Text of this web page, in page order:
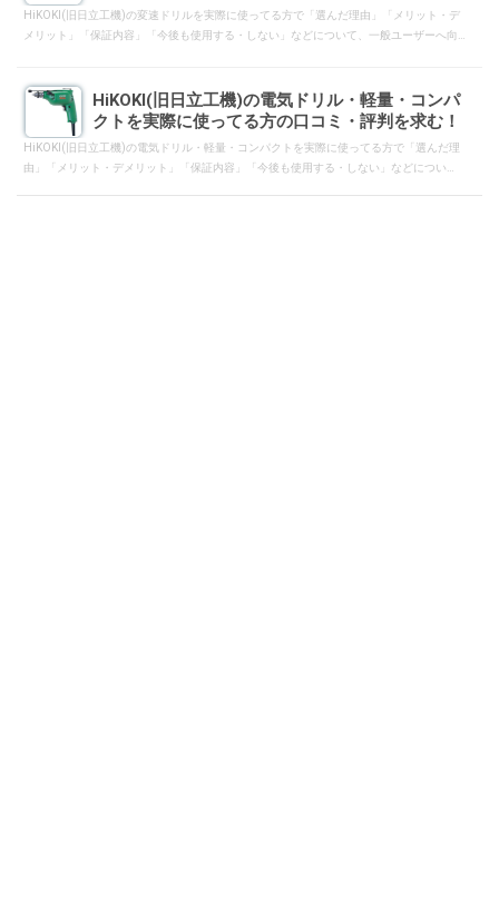
HiKOKI(旧日立工機)の変速ドリルを実際に使ってる方で「選んだ理由」「メリット・デ
メリット」「保証内容」「今後も使用する・しない」などについて、一般ユーザーへ向
HiKOKI(旧日立工機)の電気ドリル・軽量・コンパ
クトを実際に使ってる方の口コミ・評判を求む！
HiKOKI(旧日立工機)の電気ドリル・軽量・コンパクトを実際に使ってる方で「選んだ理
由」「メリット・デメリット」「保証内容」「今後も使用する・しない」などについ